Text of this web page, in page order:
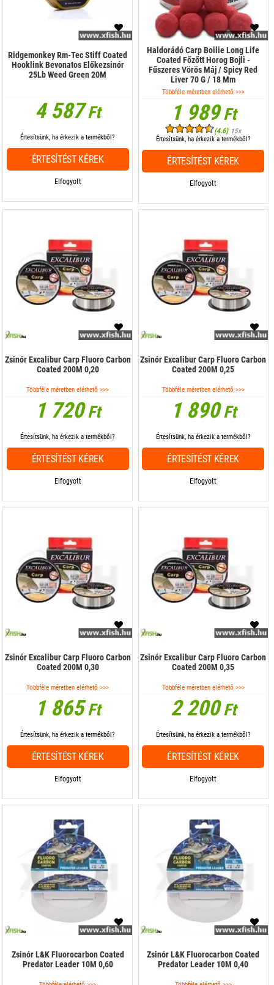
Ridgemonkey Rm-Tec Stiff Coated
Hooklink Bevonatos Előkezsinór
25Lb Weed Green 20M
4 587Ft
Elfogyott
Értesítsünk, ha érkezik a termékből?
ÉRTESÍTÉST KÉREK
Haldorádó Carp Boilie Long Life
Coated Főzőtt Horog Bojli -
Fűszeres Vörös Máj / Spicy Red
Liver 70 G / 18 Mm
Többféle méretben elérhető >>>
1 989Ft
(4.6) 15x
Elfogyott
Értesítsünk, ha érkezik a termékből?
ÉRTESÍTÉST KÉREK
Zsinór Excalibur Carp Fluoro Carbon
Coated 200M 0,20
Többféle méretben elérhető >>>
1 720Ft
Elfogyott
Értesítsünk, ha érkezik a termékből?
ÉRTESÍTÉST KÉREK
Zsinór Excalibur Carp Fluoro Carbon
Coated 200M 0,25
Többféle méretben elérhető >>>
1 890Ft
Elfogyott
Értesítsünk, ha érkezik a termékből?
ÉRTESÍTÉST KÉREK
Zsinór Excalibur Carp Fluoro Carbon
Coated 200M 0,30
Többféle méretben elérhető >>>
1 865Ft
Elfogyott
Értesítsünk, ha érkezik a termékből?
ÉRTESÍTÉST KÉREK
Zsinór Excalibur Carp Fluoro Carbon
Coated 200M 0,35
Többféle méretben elérhető >>>
2 200Ft
Elfogyott
Értesítsünk, ha érkezik a termékből?
ÉRTESÍTÉST KÉREK
Zsinór L&K Fluorocarbon Coated
Predator Leader 10M 0,60
Zsinór L&K Fluorocarbon Coated
Predator Leader 10M 0,40